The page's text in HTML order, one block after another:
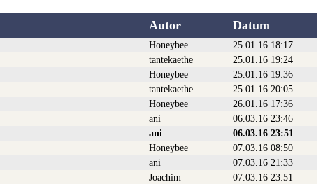
Autor Datum
Honeybee 25.01.16 18:17
tantekaethe 25.01.16 19:24
Honeybee 25.01.16 19:36
tantekaethe 25.01.16 20:05
Honeybee 26.01.16 17:36
ani 06.03.16 23:46
ani 06.03.16 23:51
Honeybee 07.03.16 08:50
ani 07.03.16 21:33
Joachim 07.03.16 23:51